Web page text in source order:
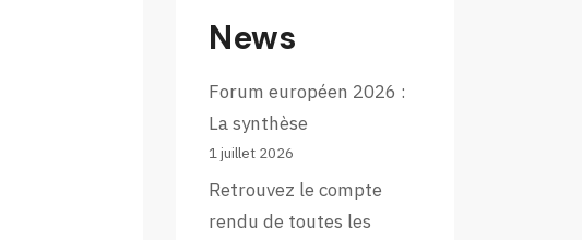
News
Forum européen 2026 :
La synthèse
1 juillet 2026
Retrouvez le compte
rendu de toutes les